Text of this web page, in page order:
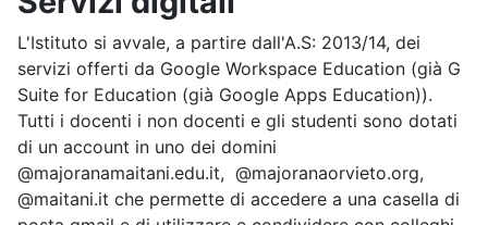
L'Istituto si avvale, a partire dall'A.S: 2013/14, dei
servizi offerti da Google Workspace Education (già G
Suite for Education (già Google Apps Education)).
Tutti i docenti i non docenti e gli studenti sono dotati
di un account in uno dei domini
@majoranamaitani.edu.it, @majoranaorvieto.org,
@maitani.it che permette di accedere a una casella di